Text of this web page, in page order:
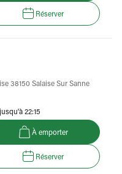
Réserver
38150 Salaise Sur Sanne
22:15
À emporter
Réserver